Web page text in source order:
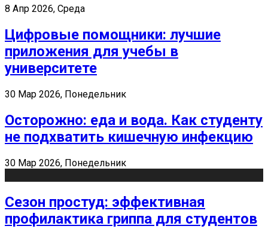
8 Апр 2026, Среда
Цифровые помощники: лучшие
приложения для учебы в
университете
30 Мар 2026, Понедельник
Осторожно: еда и вода. Как студенту
не подхватить кишечную инфекцию
30 Мар 2026, Понедельник
Сезон простуд: эффективная
профилактика гриппа для студентов